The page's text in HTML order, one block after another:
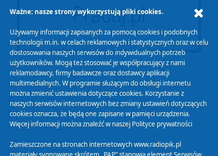
Polityka Prywatności
Zasady korzystania z Serwisu
Organizacje Pożytku Publicznego
Cyfryzacja DAB+
Ważne: nasze strony wykorzystują pliki cookies.
Używamy informacji zapisanych za pomocą cookies i podobnych
technologii m.in. w celach reklamowych i statystycznych oraz w celu
dostosowania naszych serwisów do indywidualnych potrzeb
użytkowników. Mogą też stosować je współpracujący z nami
reklamodawcy, firmy badawcze oraz dostawcy aplikacji
multimedialnych. W programie służącym do obsługi internetu
można zmienić ustawienia dotyczące cookies. Korzystanie z
naszych serwisów internetowych bez zmiany ustawień dotyczących
cookies oznacza, że będą one zapisane w pamięci urządzenia.
Więcej informacji można znaleźć w naszej Polityce prywatności
Zamieszczone na stronach internetowych www.radiopik.pl